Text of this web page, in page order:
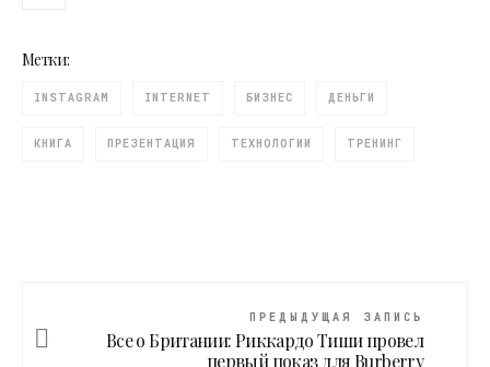
Метки:
INSTAGRAM INTERNET БИЗНЕС ДЕНЬГИ
КНИГА ПРЕЗЕНТАЦИЯ ТЕХНОЛОГИИ ТРЕНИНГ
ПРЕДЫДУЩАЯ ЗАПИСЬ
Все о Британии: Риккардо Тиши провел
первый показ для Burberry